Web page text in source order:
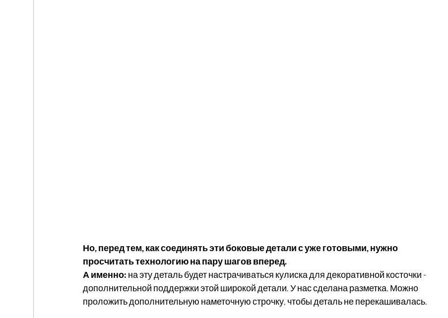
Но, перед тем, как соединять эти боковые детали с уже готовыми, нужно
просчитать технологию на пару шагов вперед.
А именно: на эту деталь будет настрачиваться кулиска для декоративной косточки -
дополнительной поддержки этой широкой детали. У нас сделана разметка. Можно
проложить дополнительную наметочную строчку, чтобы деталь не перекашивалась.